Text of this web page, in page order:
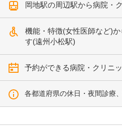
岡地駅の周辺駅から病院・
機能・特徴(女性医師など)
す(遠州小松駅)
予約ができる病院・クリニ
各都道府県の休日・夜間診療